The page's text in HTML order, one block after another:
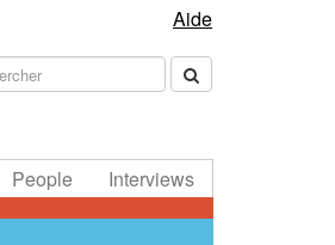
Aide
People Interviews